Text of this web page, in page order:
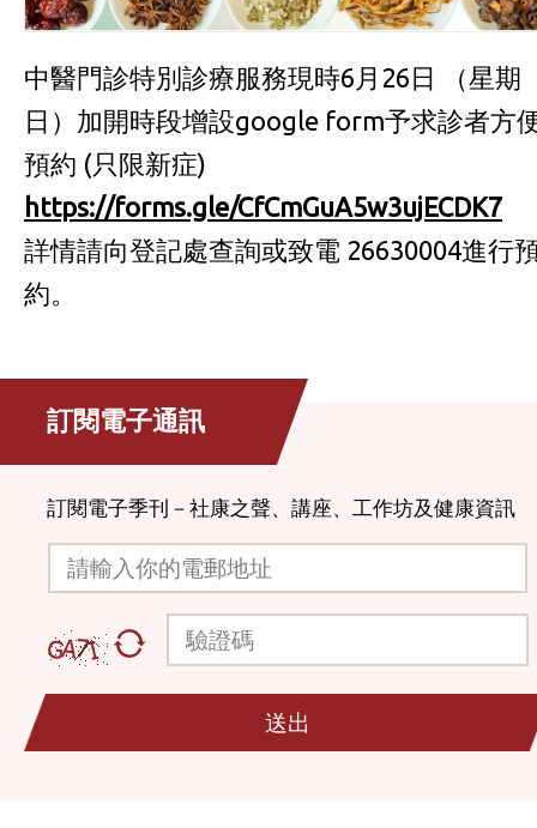
中醫門診特別診療服務現時6月26日 （星期
日）加開時段增設google form予求診者方
預約 (只限新症)
https://forms.gle/CfCmGuA5w3ujECDK7
詳情請向登記處查詢或致電 26630004進行
約。
訂閱電子通訊
訂閱電子季刊－社康之聲、講座、工作坊及健康資訊
請輸入你的電郵地址
驗證碼
送出